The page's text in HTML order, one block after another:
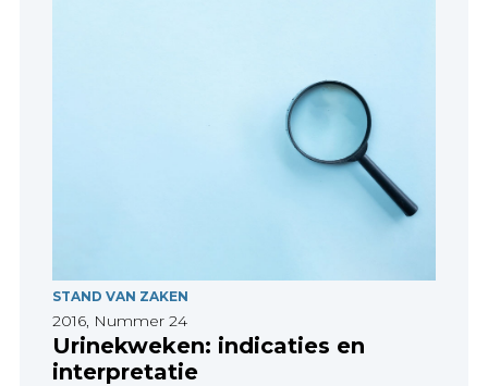
STAND VAN ZAKEN
2016, Nummer 24
Urinekweken: indicaties en
interpretatie